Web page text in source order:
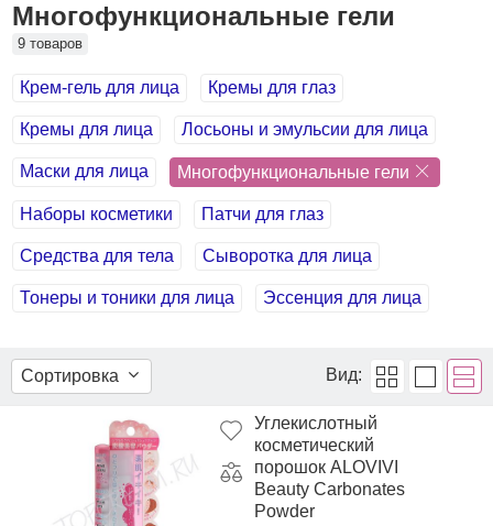
Многофункциональные гели
9 товаров
Крем-гель для лица Кремы для глаз
Кремы для лица Лосьоны и эмульсии для лица
Маски для лица Многофункциональные гели
Наборы косметики Патчи для глаз
Средства для тела Сыворотка для лица
Тонеры и тоники для лица Эссенция для лица
Сортировка Вид:
Углекислотный
косметический
порошок ALOVIVI
Beauty Carbonates
Powder